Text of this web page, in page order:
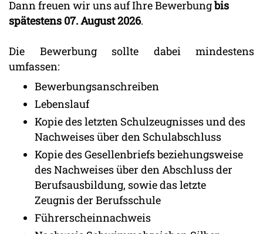
Dann freuen wir uns auf Ihre Bewerbungbis
spätestens 07. August 2026.
Die Bewerbung sollte dabei mindestens
umfassen:
Bewerbungsanschreiben
Lebenslauf
Kopie des letzten Schulzeugnisses und des
Nachweises über den Schulabschluss
Kopie des Gesellenbriefs beziehungsweise
des Nachweises über den Abschluss der
Berufsausbildung, sowie das letzte
Zeugnis der Berufsschule
Führerscheinnachweis